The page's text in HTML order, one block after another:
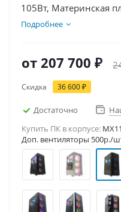
105Вт, Материнская
Видеокарта RTX 5080
Подробнее
от 207 700 ₽
Скидка 36 600 ₽
Достаточно
Купить ПК в корпусе:
Доп. вентиляторы 500р./